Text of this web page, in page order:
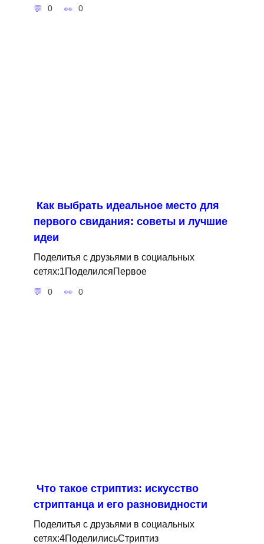
0 0
Как выбрать идеальное место для
первого свидания: советы и лучшие
идеи
Поделитья с друзьями в социальных
сетях:1ПоделилсяПервое
0 0
Что такое стриптиз: искусство
стриптанца и его разновидности
Поделитья с друзьями в социальных
сетях:4ПоделилисьСтриптиз